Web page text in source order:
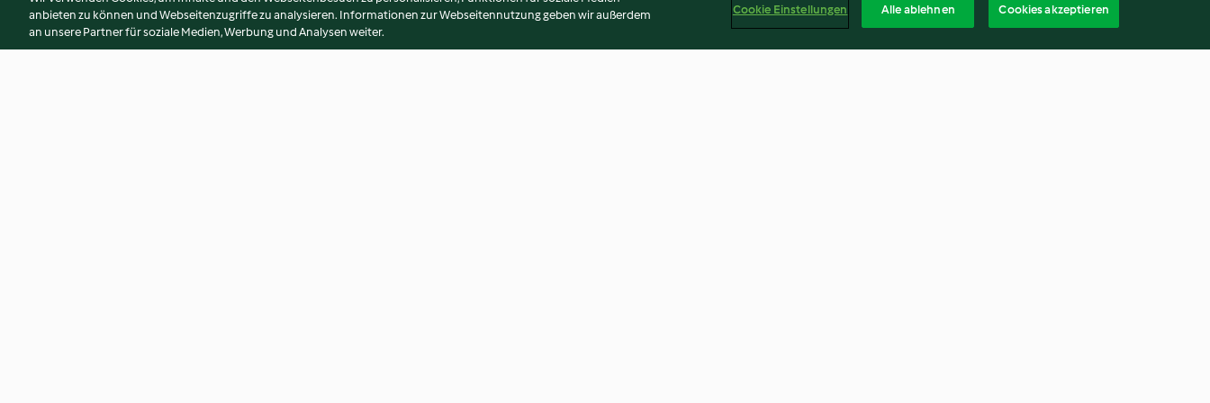
anbieten zu können und Webseitenzugriffe zu analysieren. Informationen zur Webseitennutzung geben wir außerdem
an unsere Partner für soziale Medien, Werbung und Analysen weiter.
Cookie Einstellungen Alle ablehnen Cookies akzeptieren